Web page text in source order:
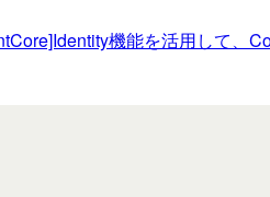
機能を活用して、